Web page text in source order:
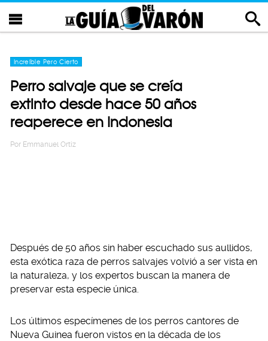
Increíble Pero Cierto
Perro salvaje que se creía
extinto desde hace 50 años
reaperece en Indonesia
Por Emmanuel Ortiz
Después de 50 años sin haber escuchado sus aullidos,
esta exótica raza de perros salvajes volvió a ser vista en
la naturaleza, y los expertos buscan la manera de
preservar esta especie única.
Los últimos especímenes de los perros cantores de
Nueva Guinea fueron vistos en la década de los